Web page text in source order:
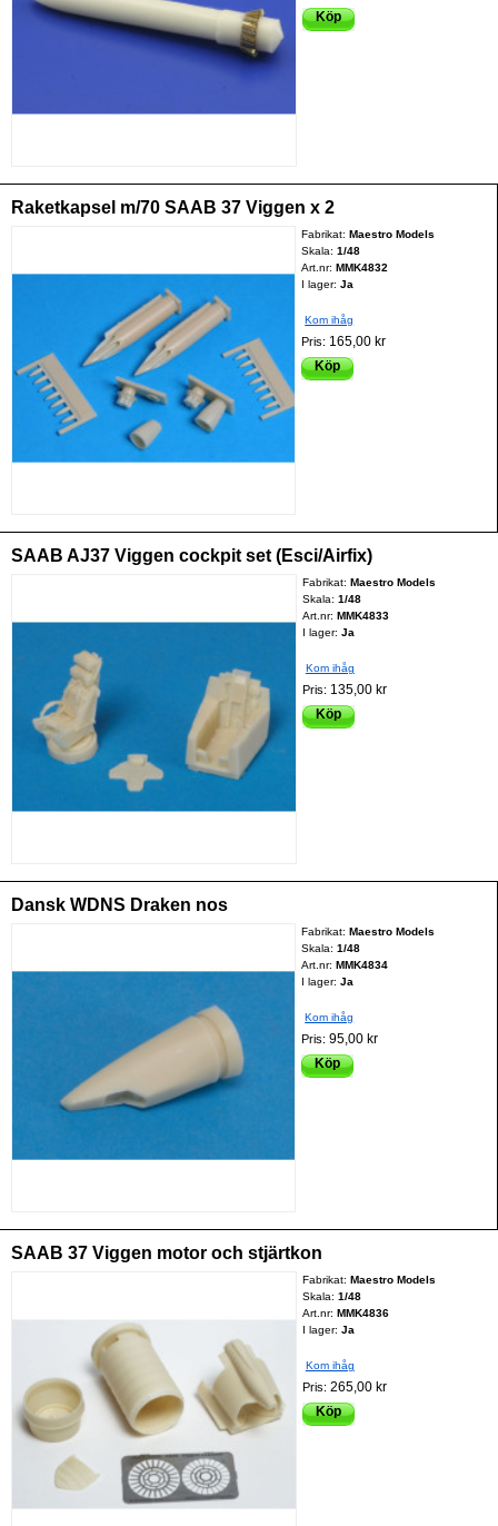
Köp
Raketkapsel m/70 SAAB 37 Viggen x 2
Fabrikat:Maestro Models
Skala:1/48
Art.nr:MMK4832
I lager: Ja
Kom ihåg
Pris: 165,00 kr
Köp
SAAB AJ37 Viggen cockpit set (Esci/Airfix)
Fabrikat: Maestro Models
Skala: 1/48
Art.nr: MMK4833
I lager: Ja
Kom ihåg
Pris: 135,00 kr
Köp
Dansk WDNS Draken nos
Fabrikat:Maestro Models
Skala:1/48
Art.nr:MMK4834
I lager: Ja
Kom ihåg
Pris:95,00 kr
Köp
SAAB 37 Viggen motor och stjärtkon
Fabrikat: Maestro Models
Skala: 1/48
Art.nr: MMK4836
I lager: Ja
Kom ihåg
Pris: 265,00 kr
Köp